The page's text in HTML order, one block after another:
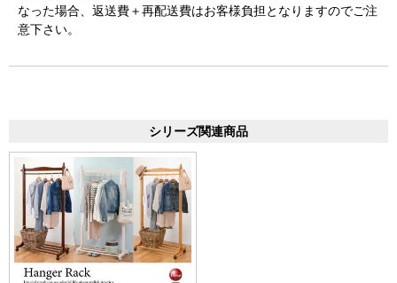
なった場合、返送費＋再配送費はお客様負担となりますのでご注
意下さい。
シリーズ関連商品